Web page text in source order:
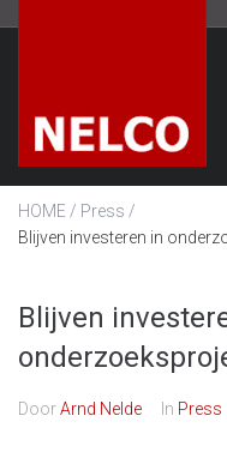
HOME / Press /
Blijven investeren in
Blijven
DoorArnd Nelde In Press